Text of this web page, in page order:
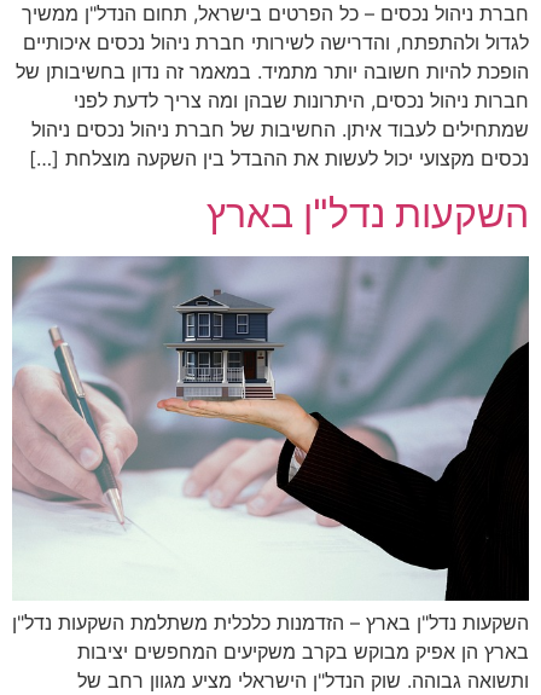
חברת ניהול נכסים – כל הפרטים בישראל, תחום הנדל"ן ממשיך
לגדול ולהתפתח, והדרישה לשירותי חברת ניהול נכסים איכותיים
הופכת להיות חשובה יותר מתמיד. במאמר זה נדון בחשיבותן של
חברות ניהול נכסים, היתרונות שבהן ומה צריך לדעת לפני
שמתחילים לעבוד איתן. החשיבות של חברת ניהול נכסים ניהול
נכסים מקצועי יכול לעשות את ההבדל בין השקעה מוצלחת […]
השקעות נדל"ן בארץ
השקעות נדל"ן בארץ – הזדמנות כלכלית משתלמת השקעות נדל"ן
בארץ הן אפיק מבוקש בקרב משקיעים המחפשים יציבות
ותשואה גבוהה. שוק הנדל"ן הישראלי מציע מגוון רחב של